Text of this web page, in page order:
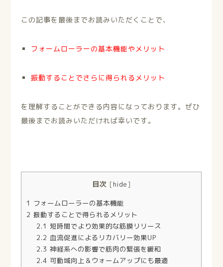
この記事を最後までお読みいただくことで、
フォームローラーの基本機能やメリット
振動することでさらに得られるメリット
を理解することができる内容になっております。ぜひ
最後までお読みいただければ幸いです。
目次 [hide]
1
フォームローラーの基本機能
2 振動することで得られるメリット
2.1 短時間でより効果的な筋膜リリース
2.2 血流促進によるリカバリー効果UP
2.3 神経系への影響で筋肉の緊張を緩和
2.4 可動域向上＆ウォームアップにも最適